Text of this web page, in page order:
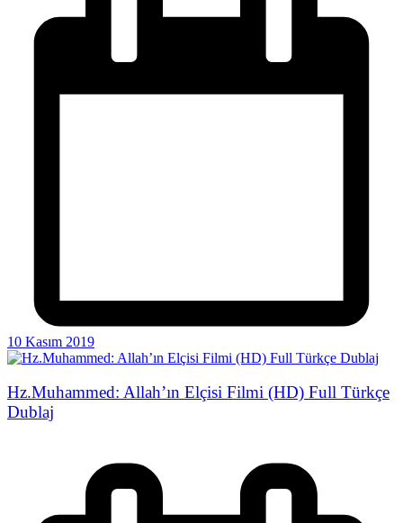
10 Kasım 2019
Hz.Muhammed: Allah’ın Elçisi Filmi (HD) Full Türkçe
Dublaj